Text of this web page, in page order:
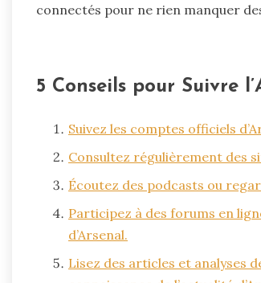
connectés pour ne rien manquer
5 Conseils pour Suivre
Suivez les comptes officiels
Consultez régulièrement des
Écoutez des podcasts ou
Participez à des forums en
d’Arsenal.
Lisez des articles et analyses